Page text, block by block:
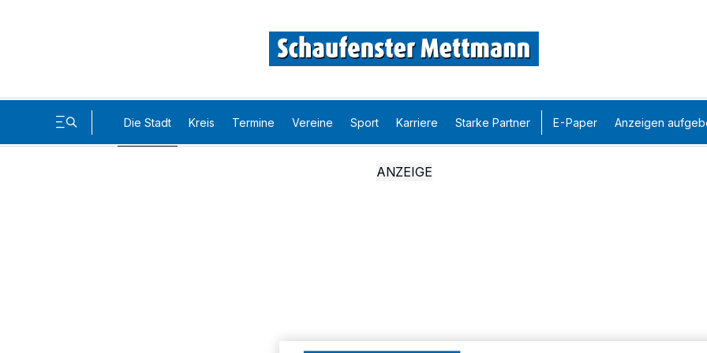
Die Stadt Kreis Termine Vereine Sport Karriere Starke Partner E-Paper Anzeigen